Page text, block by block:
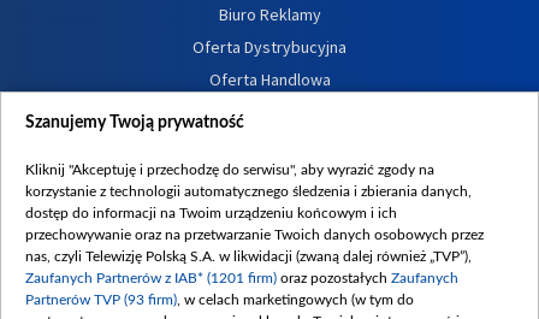
Biuro Reklamy
Oferta Dystrybucyjna
Oferta Handlowa
Dostępność
Procedura zgłoszeń wewnętrznych
Szanujemy Twoją prywatność
Kliknij "Akceptuję i przechodzę do serwisu", aby wyrazić zgody na
korzystanie z technologii automatycznego śledzenia i zbierania danych,
dostęp do informacji na Twoim urządzeniu końcowym i ich
przechowywanie oraz na przetwarzanie Twoich danych osobowych przez
nas, czyli Telewizję Polską S.A. w likwidacji (zwaną dalej również „TVP”),
Zaufanych Partnerów z IAB* (1201 firm) oraz pozostałych Zaufanych
Partnerów TVP (93 firm) , w celach marketingowych (w tym do